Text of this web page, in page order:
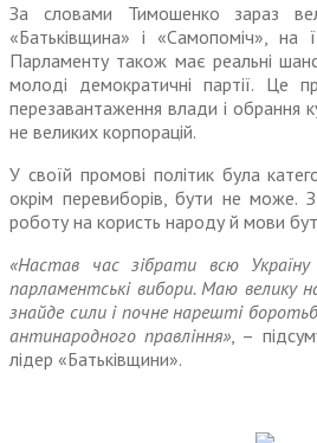
За словами Тимошенко зараз
«Батьківщина» і «Самопоміч»,
Парламенту також має реальні
молоді демократичні партії. Це
перезавантаження влади і обрання
не великих корпорацій.
У своїй промові політик була
окрім перевиборів, бути не може.
роботу на користь народу й мови
«Настав час зібрати всю
парламент­ські вибори. Маю велику
знайде сили і почне нарешті
антинародного правління», –
лідер «Батьківщини».